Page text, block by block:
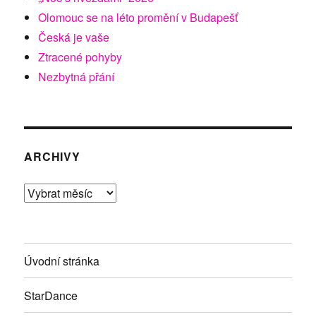
Olomouc se na léto promění v Budapešť
Česká je vaše
Ztracené pohyby
Nezbytná přání
ARCHIVY
Archivy
Úvodní stránka
StarDance